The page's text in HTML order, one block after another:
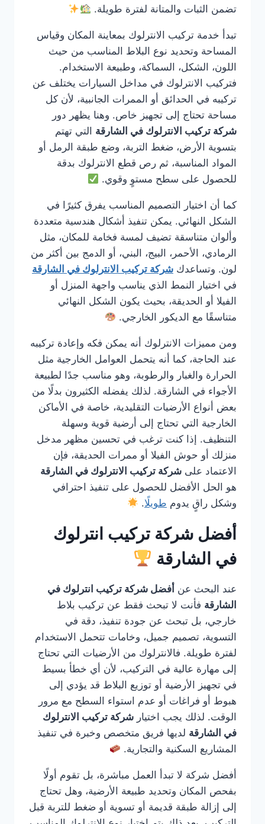
تضمن الثبات والمتانة لفترة طويلة.
تبدأ خدمة تركيب الانترلوك بمعاينة المكان وقياس
المساحة وتحديد نوع البلاط المناسب من حيث
اللون، الشكل، السماكة، وطبيعة الاستخدام.
فتركيب الانترلوك في مداخل السيارات يختلف عن
تركيبه في الحدائق أو الممرات الجانبية، لأن كل
مساحة تحتاج إلى تجهيز خاص. وهنا يظهر دور
شركة تركيب الانترلوك في الشارقة التي تهتم
بتسوية الأرض، ضغط التربة، وضع طبقة الرمل أو
المواد المناسبة، ثم رص قطع الانترلوك بدقة
للحصول على سطح مستوٍ وقوي.
كما أن اختيار التصميم المناسب يفرق كثيرًا في
الشكل النهائي. يمكن تنفيذ أشكال هندسية متعددة
وألوان متناسقة تضيف لمسة فخامة للمكان، مثل
الرمادي، الأحمر، البيج، البني، أو الدمج بين أكثر من
لون. وتساعدك شركة تركيب الانترلوك في الشارقة
في اختيار النمط الذي يناسب واجهة المنزل أو
الفيلا أو الحديقة، بحيث يكون الشكل النهائي
متناسقًا مع الديكور الخارجي.
ومن مميزات الانترلوك أنه يمكن فكه وإعادة تركيبه
عند الحاجة، كما أنه يتحمل العوامل الخارجية مثل
الحرارة والغبار والرطوبة، وهو مناسب جدًا لطبيعة
الأجواء في الشارقة. لذلك يفضله الكثيرون بدلًا من
بعض أنواع الأرضيات التقليدية، خاصة في الأماكن
الخارجية التي تحتاج إلى أرضية قوية وسهلة
التنظيف. إذا كنت ترغب في تحسين مظهر مدخل
منزلك أو حوش الفيلا أو ممرات الحديقة، فإن
الاعتماد على شركة تركيب الانترلوك في الشارقة
هو الحل الأفضل للحصول على تنفيذ احترافي
وشكل راقٍ يدوم طويلًا.
أفضل شركة تركيب انترلوك
في الشارقة
عند البحث عن أفضل شركة تركيب انترلوك في
الشارقة فأنت لا تبحث فقط عن تركيب بلاط
خارجي، بل تبحث عن جودة تنفيذ، دقة في
التسوية، تصميم جميل، وخامات تتحمل الاستخدام
لفترة طويلة. فالانترلوك من الأرضيات التي تحتاج
إلى مهارة عالية في التركيب، لأن أي خطأ بسيط
في تجهيز الأرضية أو توزيع البلاط قد يؤدي إلى
هبوط أو فراغات أو عدم استواء السطح مع مرور
الوقت. لذلك يجب اختيار شركة تركيب الانترلوك
في الشارقة لديها فريق متخصص وخبرة في تنفيذ
المشاريع السكنية والتجارية.
أفضل شركة لا تبدأ العمل مباشرة، بل تقوم أولًا
بفحص المكان وتحديد طبيعة الأرضية، وهل تحتاج
إلى إزالة طبقة قديمة أو تسوية أو ضغط للتربة قبل